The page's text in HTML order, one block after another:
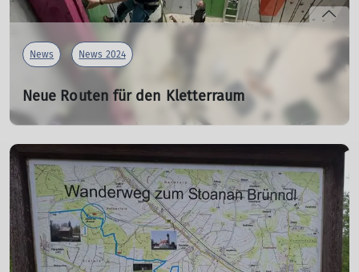
Günter Honsowitz 1. Vorsitzender
News News 2024
Neue Routen für den Kletterraum
03.05.2024
Am ersten Donnerstag und Freitag im Mai 2024 haben
zahlreiche Betreuer und Helfer aus unseren
Klettergruppen die Routen in der Kletterhalle
umgeschraubt. Analss dazu war der Kinderklettercup am
04.05.2024.